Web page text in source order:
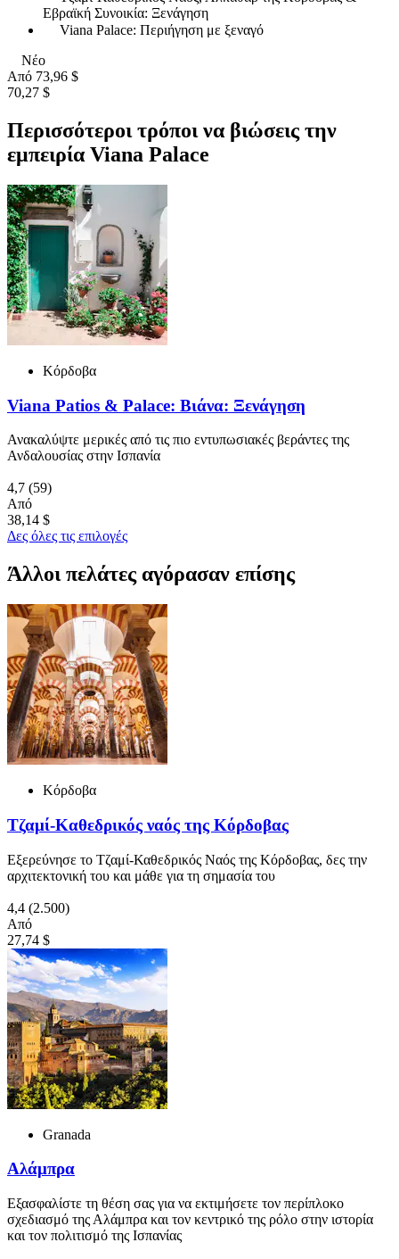
Εβραϊκή Συνοικία: Ξενάγηση
Viana Palace: Περιήγηση με ξεναγό
Νέο
Από 73,96 $
70,27 $
Περισσότεροι τρόποι να βιώσεις την
εμπειρία Viana Palace
Κόρδοβα
Viana Patios & Palace: Βιάνα: Ξενάγηση
Ανακαλύψτε μερικές από τις πιο εντυπωσιακές βεράντες της
Ανδαλουσίας στην Ισπανία
4,7 (59)
Από
38,14 $
Δες όλες τις επιλογές
Άλλοι πελάτες αγόρασαν επίσης
Κόρδοβα
Τζαμί-Καθεδρικός ναός της Κόρδοβας
Εξερεύνησε το Τζαμί-Καθεδρικός Ναός της Κόρδοβας, δες την
αρχιτεκτονική του και μάθε για τη σημασία του
4,4 (2.500)
Από
27,74 $
Granada
Αλάμπρα
Εξασφαλίστε τη θέση σας για να εκτιμήσετε τον περίπλοκο
σχεδιασμό της Αλάμπρα και τον κεντρικό της ρόλο στην ιστορία
και τον πολιτισμό της Ισπανίας